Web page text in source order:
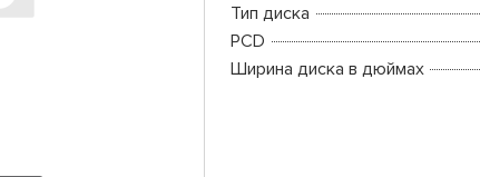
Тип диска
PCD
Ширина диска в дюймах